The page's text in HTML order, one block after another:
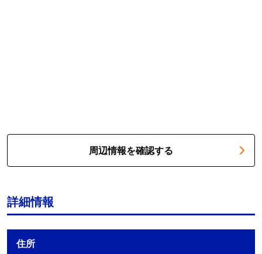
周辺情報を確認する
詳細情報
住所